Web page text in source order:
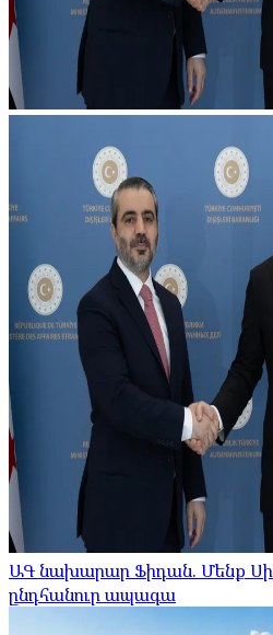
ԱԳ նախարար Ֆիդան. Մենք
ընդհանուր ապագա